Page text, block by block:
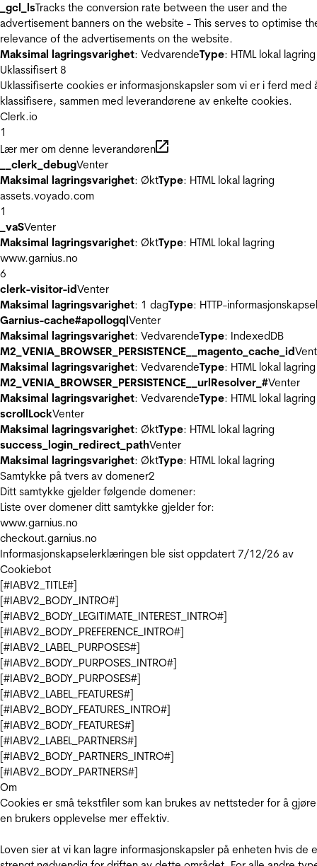
_gcl_lsTracks the conversion rate between the user and the
advertisement banners on the website - This serves to optimise
relevance of the advertisements on the website.
Maksimal lagringsvarighet: VedvarendeType: HTML lokal lagring
Uklassifisert 8
Uklassifiserte cookies er informasjonskapsler som vi er i ferd med
klassifisere, sammen med leverandørene av enkelte cookies.
Clerk.io
1
Lær mer om denne leverandøren
__clerk_debugVenter
Maksimal lagringsvarighet: ØktType: HTML lokal lagring
assets.voyado.com
1
_vaSVenter
Maksimal lagringsvarighet: ØktType: HTML lokal lagring
www.garnius.no
6
clerk-visitor-idVenter
Maksimal lagringsvarighet: 1 dagType: HTTP-informasjonskapsel
Garnius-cache#apollogqlVenter
Maksimal lagringsvarighet: VedvarendeType: IndexedDB
M2_VENIA_BROWSER_PERSISTENCE__magento_cache_id
Maksimal lagringsvarighet: VedvarendeType: HTML lokal lagring
M2_VENIA_BROWSER_PERSISTENCE__urlResolver_#Venter
Maksimal lagringsvarighet: VedvarendeType: HTML lokal lagring
scrollLockVenter
Maksimal lagringsvarighet: ØktType: HTML lokal lagring
success_login_redirect_pathVenter
Maksimal lagringsvarighet: ØktType: HTML lokal lagring
Samtykke på tvers av domener2
Ditt samtykke gjelder følgende domener:
Liste over domener ditt samtykke gjelder for:
www.garnius.no
checkout.garnius.no
Informasjonskapselerklæringen ble sist oppdatert 7/12/26 av
Cookiebot
[#IABV2_TITLE#]
[#IABV2_BODY_INTRO#]
[#IABV2_BODY_LEGITIMATE_INTEREST_INTRO#]
[#IABV2_BODY_PREFERENCE_INTRO#]
[#IABV2_LABEL_PURPOSES#]
[#IABV2_BODY_PURPOSES_INTRO#]
[#IABV2_BODY_PURPOSES#]
[#IABV2_LABEL_FEATURES#]
[#IABV2_BODY_FEATURES_INTRO#]
[#IABV2_BODY_FEATURES#]
[#IABV2_LABEL_PARTNERS#]
[#IABV2_BODY_PARTNERS_INTRO#]
[#IABV2_BODY_PARTNERS#]
Om
Cookies er små tekstfiler som kan brukes av nettsteder for å gjøre
en brukers opplevelse mer effektiv.
Loven sier at vi kan lagre informasjonskapsler på enheten hvis de